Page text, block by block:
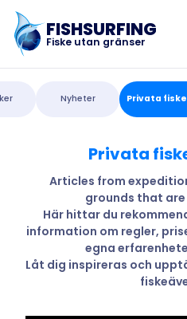
FISHSURFING
Fiske utan gränser
Startsida
Blogg
Om appen
Nyheter Privata
Privata
Articles from
grounds that
Här hittar du
information om regler,
egna
Låt dig inspireras och